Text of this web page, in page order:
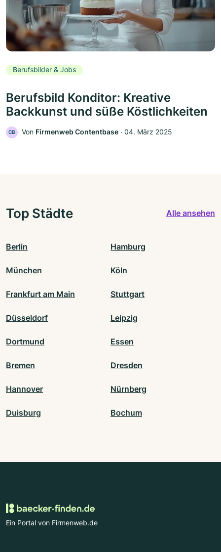
Berufsbilder & Jobs
Berufsbild Konditor: Kreative
Backkunst und süße Köstlichkeiten
CB Von Firmenweb Contentbase ‧ 04. März 2025
Top Städte Alle ansehen
Berlin Hamburg
München Köln
Frankfurt am Main Stuttgart
Düsseldorf Leipzig
Dortmund Essen
Bremen Dresden
Hannover Nürnberg
Duisburg Bochum
Ein Portal von Firmenweb.de